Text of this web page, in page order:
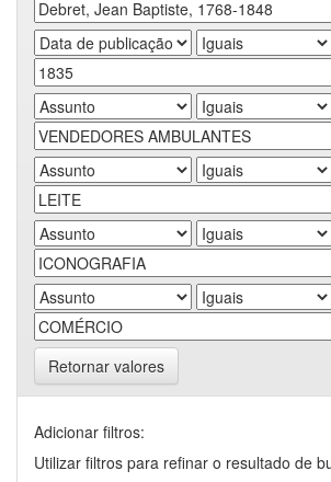
Retornar valores
Adicionar filtros:
Utilizar filtros para refinar o resultado de